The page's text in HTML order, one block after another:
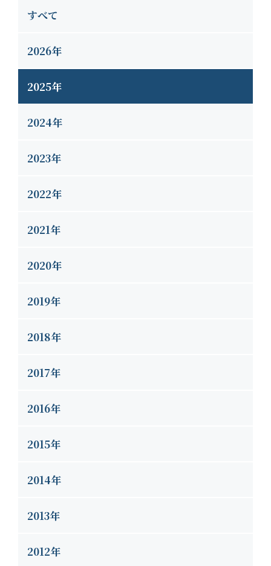
すべて
2026年
2025年
2024年
2023年
2022年
2021年
2020年
2019年
2018年
2017年
2016年
2015年
2014年
2013年
2012年